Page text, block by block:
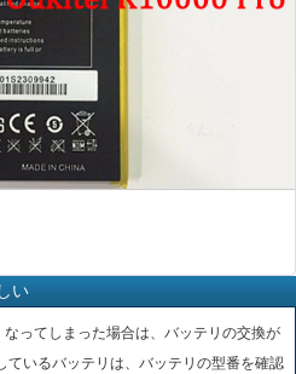
い
ってしまった場合は、バッテリの交換が
ているバッテリは、バッテリの型番を確認